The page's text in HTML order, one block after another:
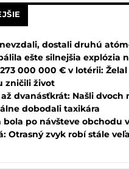
dostali druhú
ešte silnejšia explózia
000 000 € v lotérii:
zničili život
dvanásťkrát: Našli dvoch
dobodali taxikára
bola po návšteve obchodu
Otrasný zvyk robí stále